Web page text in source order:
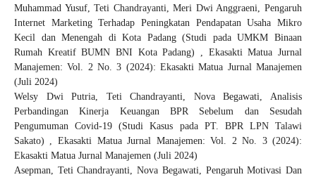
Muhammad Yusuf, Teti Chandrayanti, Meri Dwi Anggraeni,Pengaruh
Internet Marketing Terhadap Peningkatan Pendapatan Usaha Mikro
Kecil dan Menengah di Kota Padang (Studi pada UMKM Binaan
Rumah Kreatif BUMN BNI Kota Padang) , Ekasakti Matua Jurnal
Manajemen: Vol. 2 No. 3 (2024): Ekasakti Matua Jurnal Manajemen
(Juli 2024)
Welsy Dwi Putria, Teti Chandrayanti, Nova Begawati,Analisis
Perbandingan Kinerja Keuangan BPR Sebelum dan Sesudah
Pengumuman Covid-19 (Studi Kasus pada PT. BPR LPN Talawi
Sakato) , Ekasakti Matua Jurnal Manajemen: Vol. 2 No. 3 (2024):
Ekasakti Matua Jurnal Manajemen (Juli 2024)
Asepman, Teti Chandrayanti, Nova Begawati, Pengaruh Motivasi Dan